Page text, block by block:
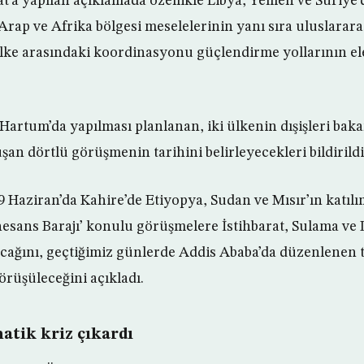
ve Afrika bölgesi meselelerinin yanı sıra
arasındaki koordinasyonu güçlendirme yollarının ele
yapılması planlanan, iki ülkenin dışişleri
dörtlü görüşmenin tarihini belirleyecekleri
Kahire’de Etiyopya, Sudan ve Mısır’ın
Barajı’ konulu görüşmelere İstihbarat, Sulama ve
geçtiğimiz günlerde Addis Ababa’da düzenlenen
açıkladı.
kriz çıkardı